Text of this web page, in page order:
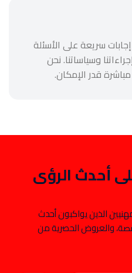
سريعة على الأسئلة
وسياساتنا. نحن
قدر الإمكان.
أحدث الرؤى
من 100,000 من المهنيين الذين يواكبون أحدث
والعروض الحصرية من